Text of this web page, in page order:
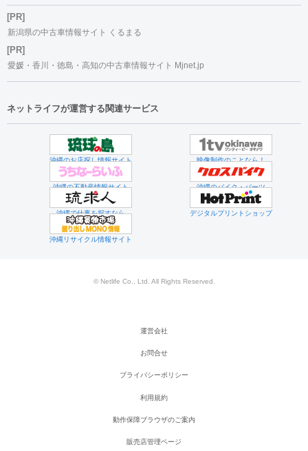
[PR]
新潟県の中古車情報サイト くるまる
[PR]
愛媛・香川・徳島・高知の中古車情報サイト Mjnet.jp
ネットライフが運営する関連サービス
沖縄のお店探し情報サイト 映像制作のことなら！
沖縄の不動産情報サイト 沖縄のバイク・パーツ
沖縄で仕事を探すなら デジタルプリントショップ
沖縄リサイクル情報サイト
© Netlife Co., Ltd. All Rights Reserved.
運営会社
お問合せ
プライバシーポリシー
利用規約
動作保障ブラウザのご案内
販売店管理ページ